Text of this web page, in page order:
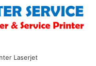
Laserjet